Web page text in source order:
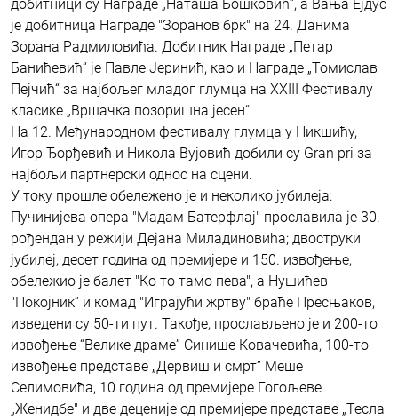
добитници су Награде „Наташа Бошковић“, а Вања Ејдус
је добитница Награде "Зоранов брк" на 24. Данима
Зорана Радмиловића. Добитник Награде „Петар
Банићевић“ је Павле Јеринић, као и Награде „Томислав
Пејчић“ за најбољег младог глумца на XXIII Фестивалу
класике „Вршачка позоришна јесен“.
На 12. Међународном фестивалу глумца у Никшићу,
Игор Ђорђевић и Никола Вујовић добили су Gran pri за
најбољи партнерски однос на сцени.
У току прошле обележено је и неколико јубилеја:
Пучинијева опера "Мадам Батерфлај" прославила је 30.
рођендан у режији Дејана Миладиновића; двоструки
јубилеј, десет година од премијере и 150. извођење,
обележио је балет "Ко то тамо пева", а Нушићев
"Покојник“ и комад "Играјући жртву" браће Пресњаков,
изведени су 50-ти пут. Такође, прослављено је и 200-то
извођење “Велике драме” Синише Ковачевића, 100-то
извођење представе „Дервиш и смрт” Меше
Селимовића, 10 година од премијере Гогољеве
„Женидбе" и две деценије од премијере представе „Тесла